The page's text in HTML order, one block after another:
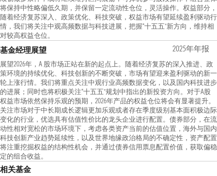
将保持中性略偏低久期，并保留一定流动性仓位，灵活操作。权益部分，
随着经济复苏深入、政策优化、科技突破，权益市场有望延续盈利驱动行
情，我们将关注中观高频数据与科技进展，把握“十五五”新方向，维持相
对较高权益仓位。
基金经理展望 2025年年报
展望2026年，A 股市场正站在新的起点上。随着经济复苏的深入推进、政
策环境的持续优化、科技创新的不断突破，市场有望迎来盈利驱动的新一
轮上涨行情。我们将重点关注中观行业高频数据变化，以及国内科技进步
的进展；同时也将积极关注“十五五”规划中指出的新投资方向。对于A股
权益市场依然保持乐观的预期，2026年产品的权益仓位将会有显著提升。
关注市场对于中长期成长逻辑更加乐观或者存在季度级别基本面积极边际
变化的行业，优选具有估值性价比的龙头企业进行配置。债券部分，在流
动性相对宽松的市场环境下，考虑各类资产当前的估值位置，海外与国内
科技创新产业趋势延续性，以及世界地缘政治格局的不确定性，资产配置
将注重挖掘权益的结构性机会，并通过债券信用票息配置价值，获取偏稳
定的组合收益。
相关基金